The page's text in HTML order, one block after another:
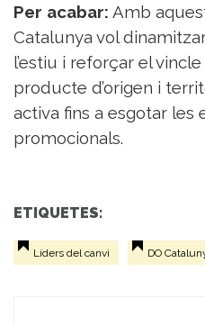
Per acabar: Amb
Catalunya vol
l’estiu i reforçar el
producte d’origen i
activa fins a esgotar les
promocionals.
ETIQUETES:
Líders del canvi DO